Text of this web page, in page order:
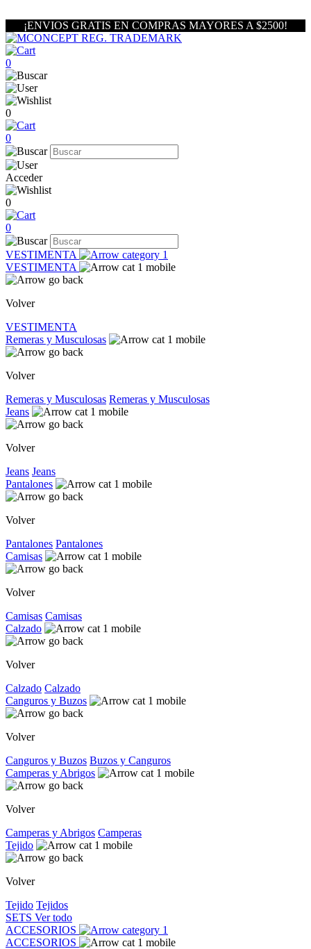
¡ENVIOS GRATIS EN COMPRAS MAYORES A $2500!
0
0
0
Acceder
0
0
VESTIMENTA
VESTIMENTA
Volver
VESTIMENTA
Remeras y Musculosas
Volver
Remeras y Musculosas Remeras y Musculosas
Jeans
Volver
Jeans Jeans
Pantalones
Volver
Pantalones Pantalones
Camisas
Volver
Camisas Camisas
Calzado
Volver
Calzado Calzado
Canguros y Buzos
Volver
Canguros y Buzos Buzos y Canguros
Camperas y Abrigos
Volver
Camperas y Abrigos Camperas
Tejido
Volver
Tejido Tejidos
SETS Ver todo
ACCESORIOS
ACCESORIOS